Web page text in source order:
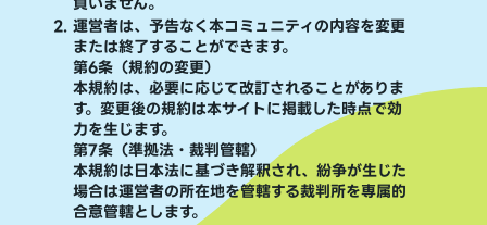
運営者は、予告なく本コミュニティの内容を変更
または終了することができます。
第6条（規約の変更）
本規約は、必要に応じて改訂されることがありま
す。変更後の規約は本サイトに掲載した時点で効
力を生じます。
第7条（準拠法・裁判管轄）
本規約は日本法に基づき解釈され、紛争が生じた
場合は運営者の所在地を管轄する裁判所を専属的
合意管轄とします。